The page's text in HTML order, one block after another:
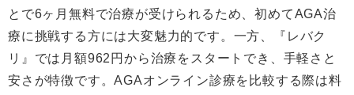
とで6ヶ月無料で治療が受けられるため、初めてAGA治
療に挑戦する方には大変魅力的です。一方、『レバク
リ』では月額962円から治療をスタートでき、手軽さと
安さが特徴です。AGAオンライン診療を比較する際は料